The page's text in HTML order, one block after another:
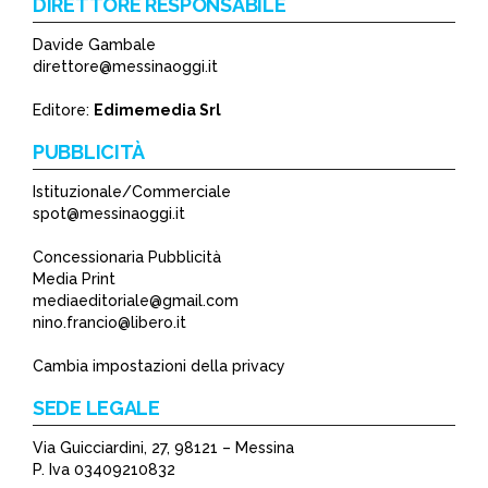
*
Davide Gambale
direttore@messinaoggi.it
Editore: Edimemedia Srl
PUBBLICITÀ
Istituzionale/Commerciale
spot@messinaoggi.it
Concessionaria Pubblicità
Media Print
mediaeditoriale@gmail.com
nino.francio@libero.it
Cambia impostazioni della privacy
SEDE LEGALE
Via Guicciardini, 27, 98121 – Messina
P. Iva 03409210832